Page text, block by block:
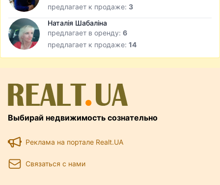
предлагает к продаже: 3
Наталія Шабаліна
предлагает в оренду: 6
предлагает к продаже: 14
Выбирай недвижимость сознательно
Реклама на портале Realt.UA
Связаться с нами